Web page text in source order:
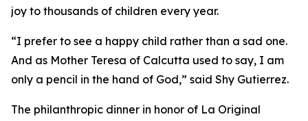
joy to thousands of children every year.
“I prefer to see a happy child rather than a sad one.
And as Mother Teresa of Calcutta used to say, I am
only a pencil in the hand of God,” said Shy Gutierrez.
The philanthropic dinner in honor of La Original